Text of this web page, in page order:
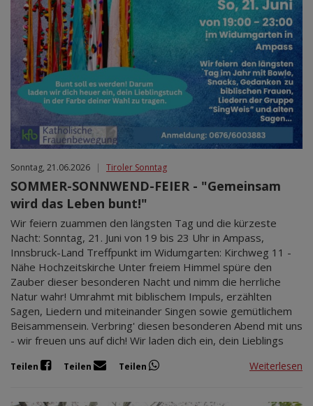
Sonntag, 21.06.2026 Tiroler Sonntag
SOMMER-SONNWEND-FEIER - "Gemeinsam
wird das Leben bunt!"
Wir feiern zuammen den längsten Tag und die kürzeste
Nacht: Sonntag, 21. Juni von 19 bis 23 Uhr in Ampass,
Innsbruck-Land Treffpunkt im Widumgarten: Kirchweg 11 -
Nähe Hochzeitskirche Unter freiem Himmel spüre den
Zauber dieser besonderen Nacht und nimm die herrliche
Natur wahr! Umrahmt mit biblischem Impuls, erzählten
Sagen, Liedern und miteinander Singen sowie gemütlichem
Beisammensein. Verbring' diesen besonderen Abend mit uns
- wir freuen uns auf dich! Wir laden dich ein, dein Lieblings
Teilen Teilen Teilen Weiterlesen